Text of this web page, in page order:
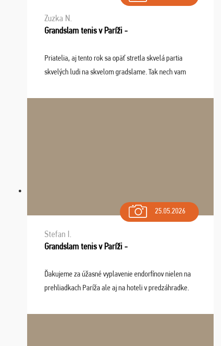
Zuzka N.
Grandslam tenis v Paríži -
Priatelia, aj tento rok sa opäť stretla skvelá partia
skvelých ludi na skvelom gradslame. Tak nech vam
sa na budúci rok. Prajem vam este veľa ta ...
25.05.2026
Stefan I.
Grandslam tenis v Paríži -
Ďakujeme za úžasné vyplavenie endorfínov nielen na
prehliadkach Paríža ale aj na hoteli v predzáhradke.
spomínať a zväžujeme repete budúci rok : ...